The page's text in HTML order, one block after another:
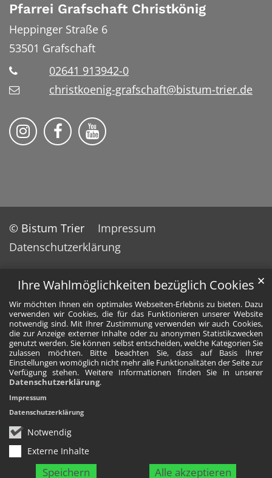
Ihre Wahlmöglichkeiten bezüglich Cookies
Wir möchten Ihnen ein optimales Webseiten-Erlebnis zu bieten. Dazu
verwenden wir Cookies, die für das Funktionieren unserer Website
notwendig sind. Mit Ihrer Zustimmung verwenden wir auch Cookies,
die zur Anzeige externer Inhalte oder zu anonymen Statistikzwecken
genutzt werden. Sie können selbst entscheiden, welche Kategorien Sie
zulassen möchten. Bitte beachten Sie, dass auf Basis Ihrer
Einstellungen womöglich nicht mehr alle Funktionalitäten der Seite zur
Verfügung stehen. Weitere Informationen finden Sie in unserer
Datenschutzerklärung.
Notwendig
Externe Inhalte
Speichern Alle akzeptieren
✕
Impressum
Datenschutzerklärung
Pfarrei Grafschaft Christkönig
Heppinger Straße 6
53501 Grafschaft
02641 913942-0
christkoenig-grafschaft@bistum-trier.de
Pfarreiengemeinschaft Grafschaft auf
Pfarreiengemeinschaft Grafschaft
Pfarreiengemeinschaft
© Bistum Trier
Impressum
Datenschutzerklärung